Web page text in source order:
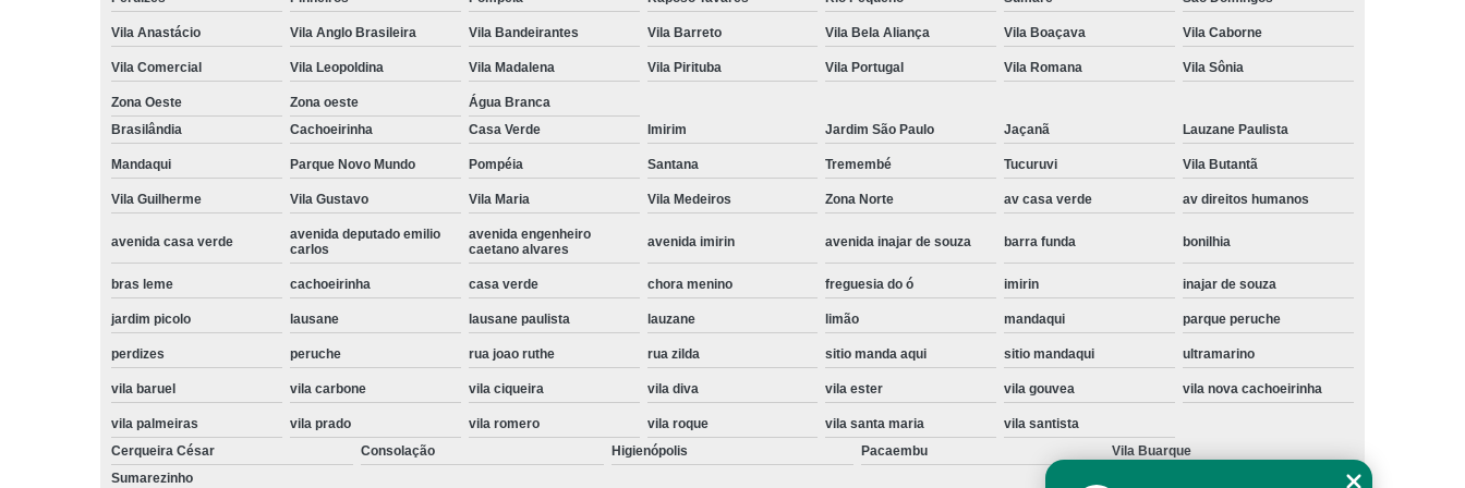
Instalação de Maquina de Lavar Roupa
Instalação de Maquina de Lavar Samsung
Instalação Eletrica Maquina de Lavar Roupa
Instalação Maquina de Lavar Roupa
Instalação para Maquina de Lavar Roupa
Instalar Maquina de Lavar Samsung
Instalar Maquina Lavar Roupa
Maquina de Lavar Roupa Instalação
Samsung Instalação Maquina de Lavar
Instalação de Lava e Seca
Instalação de Lava e Seca Samsung
Instalação de Maquina Lava e Seca
Instalação Lava e Seca
Instalação Lava e Seca Samsung
Instalação Lava Seca
Instalação Maquina Lava e Seca
Instalação Maquina Lava e Seca Samsung
Instalação Samsung Lava e Seca
Lava e Seca Instalação
Lava e Seca Samsung Instalação
Samsung Instalação Lava e Seca
Manutenção de Fogão
Manutenção de Fogão a Gas
Manutenção de Fogão Cooktop
Manutenção de Fogão Electrolux
Manutenção em Fogão
Vila Anastácio Vila Anglo Brasileira Vila Bandeirantes Vila Barreto Vila Bela Aliança Vila Boaçava Vila Caborne
Vila Comercial Vila Leopoldina Vila Madalena Vila Pirituba Vila Portugal Vila Romana Vila Sônia
Zona Oeste Zona oeste
Água Branca
Brasilândia
Cachoeirinha Casa Verde Imirim Jardim São Paulo Jaçanã Lauzane Paulista
Mandaqui Parque Novo Mundo Pompéia Santana Tremembé Tucuruvi Vila Butantã
Vila Guilherme Vila Gustavo Vila Maria Vila Medeiros Zona Norte av casa verde av direitos humanos
avenida casa verde
avenida deputado emilio
carlos
avenida engenheiro
caetano alvares
avenida imirin avenida inajar de souza barra funda bonilhia
bras leme cachoeirinha casa verde chora menino freguesia do ó imirin inajar de souza
jardim picolo lausane lausane paulista lauzane limão mandaqui parque peruche
perdizes peruche rua joao ruthe rua zilda sitio manda aqui sitio mandaqui ultramarino
vila baruel vila carbone vila ciqueira vila diva vila ester vila gouvea vila nova cachoeirinha
vila palmeiras vila prado vila romero vila roque vila santa maria
vila santista
Cerqueira César
Consolação Higienópolis Pacaembu
Vila Buarque
Sumarezinho